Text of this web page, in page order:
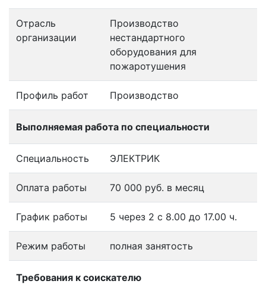
Отрасль
организации
Производство
нестандартного
оборудования для
пожаротушения
Профиль работ Производство
Выполняемая работа по специальности
Специальность ЭЛЕКТРИК
Оплата работы 70 000 руб. в месяц
График работы 5 через 2 с 8.00 до 17.00 ч.
Режим работы полная занятость
Требования к соискателю